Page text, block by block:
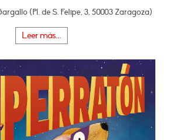
(Pl. de S. Felipe, 3, 50003 Zaragoza)
Leer más...